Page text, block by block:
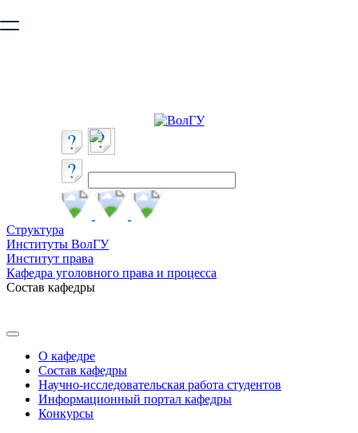
безопасную работу с сайтом. Пожалуйста
Структура
Институты ВолГУ
Институт права
Кафедра уголовного права и процесса
Состав кафедры
О кафедре
Состав кафедры
Научно-исследовательская работа студентов
Информационный портал кафедры
Конкурсы